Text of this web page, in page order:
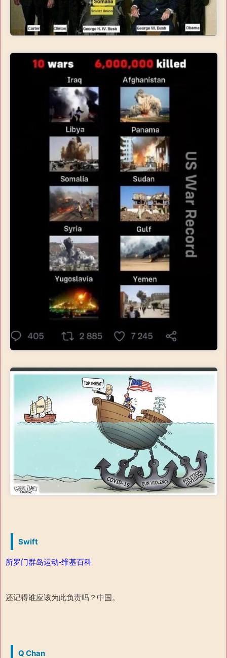
Swift
所罗门群岛运动-维基百科
还记得谁应该为此负责吗？中国。
Q Chan